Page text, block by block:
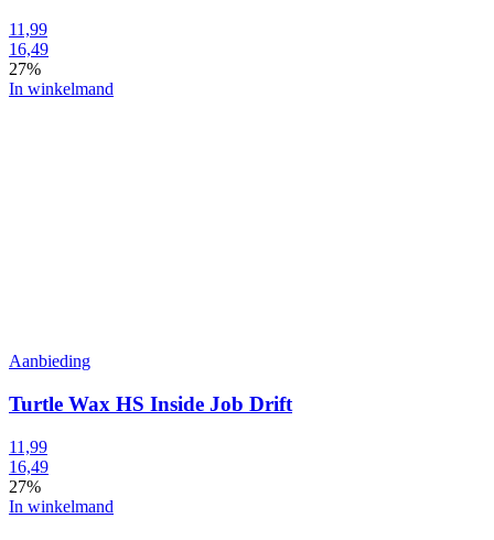
11,99
16,49
27%
In winkelmand
Aanbieding
Turtle Wax HS Inside Job Drift
11,99
16,49
27%
In winkelmand